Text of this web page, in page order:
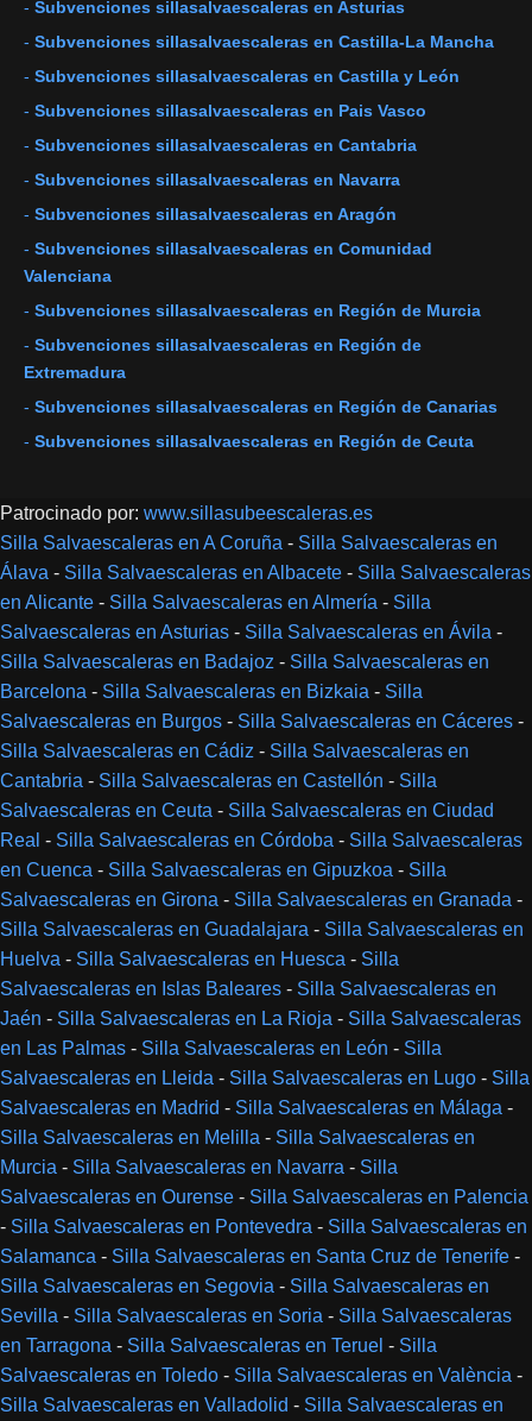
- Subvenciones sillasalvaescaleras en Asturias
- Subvenciones sillasalvaescaleras en Castilla-La Mancha
- Subvenciones sillasalvaescaleras en Castilla y León
- Subvenciones sillasalvaescaleras en Pais Vasco
- Subvenciones sillasalvaescaleras en Cantabria
- Subvenciones sillasalvaescaleras en Navarra
- Subvenciones sillasalvaescaleras en Aragón
- Subvenciones sillasalvaescaleras en Comunidad
Valenciana
- Subvenciones sillasalvaescaleras en Región de Murcia
- Subvenciones sillasalvaescaleras en Región de
Extremadura
- Subvenciones sillasalvaescaleras en Región de Canarias
- Subvenciones sillasalvaescaleras en Región de Ceuta
Patrocinado por: www.sillasubeescaleras.es
Silla Salvaescaleras en A Coruña - Silla Salvaescaleras en
Álava - Silla Salvaescaleras en Albacete - Silla Salvaescaleras
en Alicante - Silla Salvaescaleras en Almería - Silla
Salvaescaleras en Asturias - Silla Salvaescaleras en Ávila -
Silla Salvaescaleras en Badajoz - Silla Salvaescaleras en
Barcelona - Silla Salvaescaleras en Bizkaia - Silla
Salvaescaleras en Burgos - Silla Salvaescaleras en Cáceres -
Silla Salvaescaleras en Cádiz - Silla Salvaescaleras en
Cantabria - Silla Salvaescaleras en Castellón - Silla
Salvaescaleras en Ceuta - Silla Salvaescaleras en Ciudad
Real - Silla Salvaescaleras en Córdoba - Silla Salvaescaleras
en Cuenca - Silla Salvaescaleras en Gipuzkoa - Silla
Salvaescaleras en Girona - Silla Salvaescaleras en Granada -
Silla Salvaescaleras en Guadalajara - Silla Salvaescaleras en
Huelva - Silla Salvaescaleras en Huesca - Silla
Salvaescaleras en Islas Baleares - Silla Salvaescaleras en
Jaén - Silla Salvaescaleras en La Rioja - Silla Salvaescaleras
en Las Palmas - Silla Salvaescaleras en León - Silla
Salvaescaleras en Lleida - Silla Salvaescaleras en Lugo - Silla
Salvaescaleras en Madrid - Silla Salvaescaleras en Málaga -
Silla Salvaescaleras en Melilla - Silla Salvaescaleras en
Murcia - Silla Salvaescaleras en Navarra - Silla
Salvaescaleras en Ourense - Silla Salvaescaleras en Palencia
- Silla Salvaescaleras en Pontevedra - Silla Salvaescaleras en
Salamanca - Silla Salvaescaleras en Santa Cruz de Tenerife -
Silla Salvaescaleras en Segovia - Silla Salvaescaleras en
Sevilla - Silla Salvaescaleras en Soria - Silla Salvaescaleras
en Tarragona - Silla Salvaescaleras en Teruel - Silla
Salvaescaleras en Toledo - Silla Salvaescaleras en València -
Silla Salvaescaleras en Valladolid - Silla Salvaescaleras en